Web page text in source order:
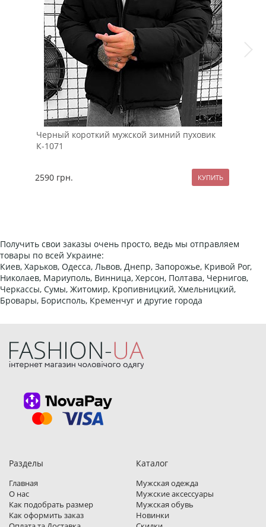
Черный короткий мужской зимний пуховик
К-1071
2590 грн.
Получить свои заказы очень просто, ведь мы отправляем
товары по всей Украине:
Киев, Харьков, Одесса, Львов, Днепр, Запорожье, Кривой Рог,
Николаев, Мариуполь, Винница, Херсон, Полтава, Чернигов,
Черкассы, Сумы, Житомир, Кропивницкий, Хмельницкий,
Бровары, Борисполь, Кременчуг и другие города
Разделы
Главная
О нас
Как подобрать размер
Как оформить заказ
Каталог
Мужская одежда
Мужские аксессуары
Мужская обувь
Новинки